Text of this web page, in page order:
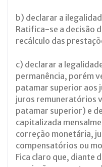
b) declarar a
Ratifica-se a decisão
recálculo das
c) declarar a
permanência, porém
patamar superior aos
juros remuneratórios
patamar superior) e
capitalizada
correção monetária,
compensatórios ou
Fica claro que, diante